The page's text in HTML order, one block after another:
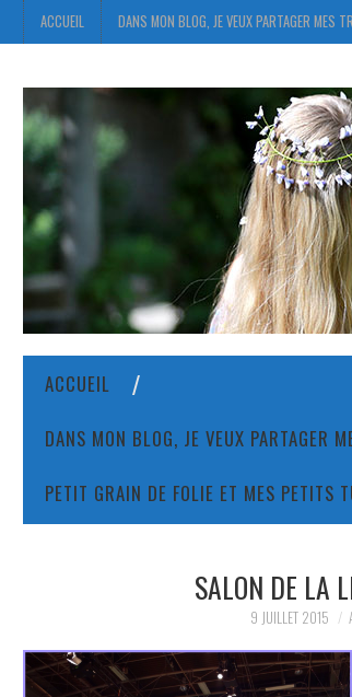
ACCUEIL DANS MON BLOG, JE VEUX PARTAGER MES
ACCUEIL
DANS MON BLOG, JE VEUX PARTAGER
PETIT GRAIN DE FOLIE ET MES PETITS
SALON DE LA
9 JUILLET 2015